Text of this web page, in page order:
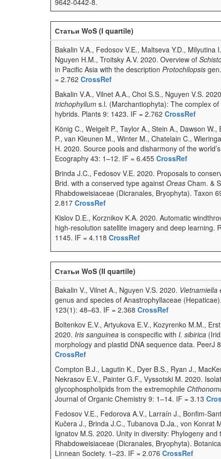
9642-0442-8.
Статьи WoS (I quartile)
Bakalin V.A., Fedosov V.E., Maltseva Y.D., Milyutina
Nguyen H.M., Troitsky A.V. 2020. Overview of
in Pacific Asia with the description Protochilopsis
= 2.762 CrossRef
Bakalin V.A., Vilnet A.A., Choi S.S., Nguyen V.S.
trichophyllum s.l. (Marchantiophyta): The complex
hybrids. Plants 9: 1423. IF = 2.762 CrossRef
König C., Weigelt P., Taylor A., Stein A., Dawson W.,
P., van Kleunen M., Winter M., Chatelain C.,
H. 2020. Source pools and disharmony of the
Ecography 43: 1–12. IF = 6.455 CrossRef
Brinda J.C., Fedosov V.E. 2020. Proposals to
Brid. with a conserved type against Oreas Cham. &
Rhabdoweisiaceae (Dicranales, Bryophyta). Taxon
2.817 CrossRef
Kislov D.E., Korznikov K.A. 2020. Automatic
high-resolution satellite imagery and deep learning.
1145. IF = 4.118 CrossRef
Статьи WoS (II quartile)
Bakalin V., Vilnet A., Nguyen V.S. 2020. Vietnamiella
genus and species of Anastrophyllaceae
123(1): 48–63. IF = 2.368 CrossRef
Boltenkov E.V., Artyukova E.V., Kozyrenko M.M.,
2020. Iris sanguinea is conspecific with I. sibirica
morphology and plastid DNA sequence data. PeerJ
CrossRef
Compton B.J., Lagutin K., Dyer B.S., Ryan J.,
Nekrasov E.V., Painter G.F., Vyssotski M. 2020.
glycophospholipids from the extremophile
Journal of Organic Chemistry 9: 1–14. IF = 3.13
Fedosov V.E., Fedorova A.V., Larraín J., Bonfim-
Kučera J., Brinda J.C., Tubanova D.Ja., von Konrat
Ignatov M.S. 2020. Unity in diversity: Phylogeny and
Rhabdoweisiaceae (Dicranales, Bryophyta).
Linnean Society. 1–23. IF = 2.076 CrossRef